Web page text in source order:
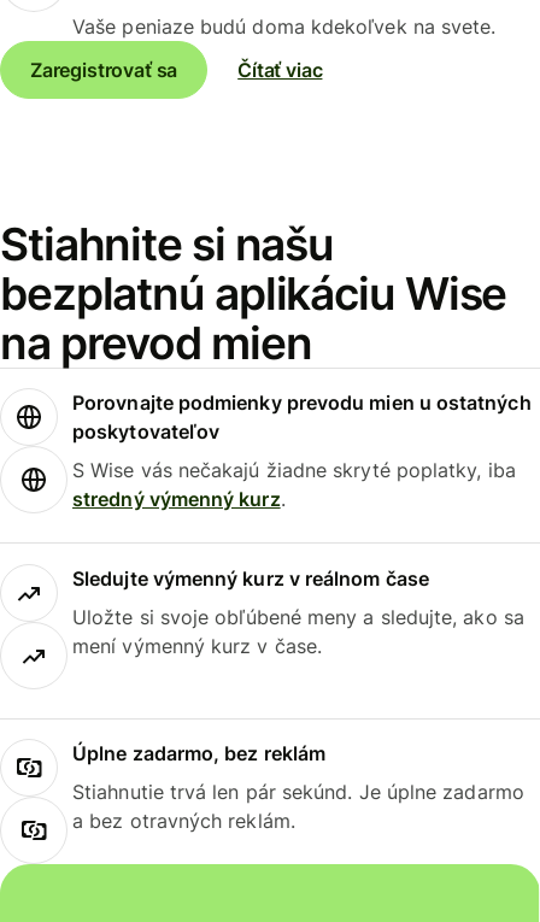
Vaše peniaze budú doma kdekoľvek na svete.
Zaregistrovať sa
Čítať viac
Stiahnite si našu
bezplatnú aplikáciu Wise
na prevod mien
Porovnajte podmienky prevodu mien u ostatných
poskytovateľov
S Wise vás nečakajú žiadne skryté poplatky, iba
stredný výmenný kurz.
Sledujte výmenný kurz v reálnom čase
Uložte si svoje obľúbené meny a sledujte, ako sa
mení výmenný kurz v čase.
Úplne zadarmo, bez reklám
Stiahnutie trvá len pár sekúnd. Je úplne zadarmo
a bez otravných reklám.